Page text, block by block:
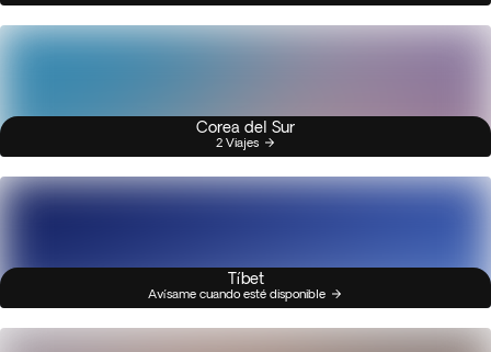
Corea del Sur
2 Viajes
Tíbet
Avísame cuando esté disponible